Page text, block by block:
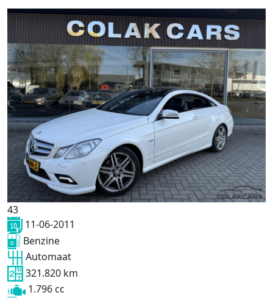
43
11-06-2011
Benzine
Automaat
321.820 km
1.796 cc